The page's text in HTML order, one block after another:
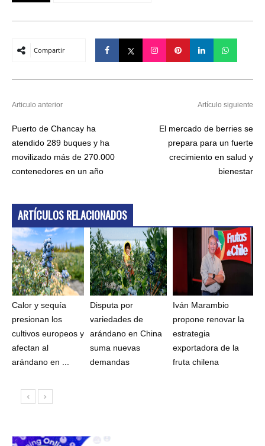
Compartir
Articulo anterior
Puerto de Chancay ha
atendido 289 buques y ha
movilizado más de 270.000
contenedores en un año
Artículo siguiente
El mercado de berries se
prepara para un fuerte
crecimiento en salud y
bienestar
ARTÍCULOS RELACIONADOS
Calor y sequía
presionan los
cultivos europeos y
afectan al
arándano en ...
Disputa por
variedades de
arándano en China
suma nuevas
demandas
Iván Marambio
propone renovar la
estrategia
exportadora de la
fruta chilena